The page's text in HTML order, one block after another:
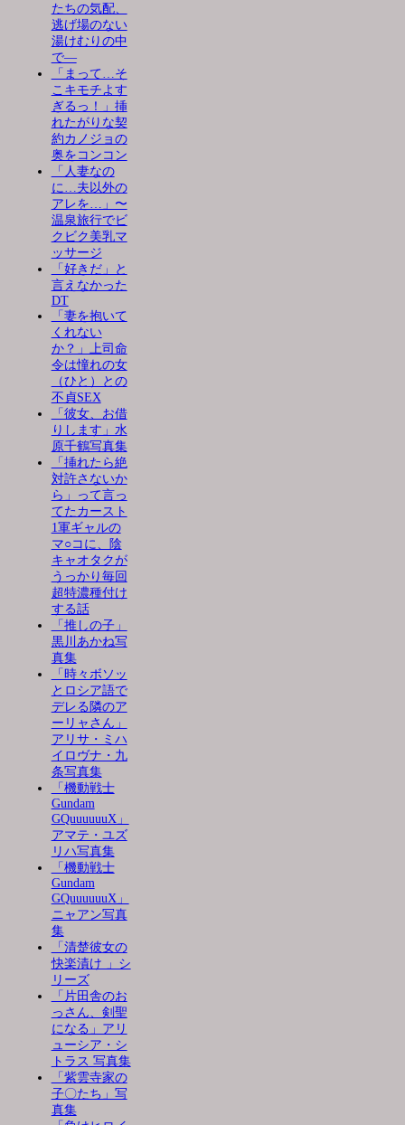
たちの気配、
逃げ場のない
湯けむりの中
で―
「まって…そ
こキモチよす
ぎるっ！」挿
れたがりな契
約カノジョの
奥をコンコン
「人妻なの
に…夫以外の
アレを…」〜
温泉旅行でビ
クビク美乳マ
ッサージ
「好きだ」と
言えなかった
DT
「妻を抱いて
くれない
か？」上司命
令は憧れの女
（ひと）との
不貞SEX
「彼女、お借
りします」水
原千鶴写真集
「挿れたら絶
対許さないか
ら」って言っ
てたカースト
1軍ギャルの
マ○コに、陰
キャオタクが
うっかり毎回
超特濃種付け
する話
「推しの子」
黒川あかね写
真集
「時々ボソッ
とロシア語で
デレる隣のア
ーリャさん」
アリサ・ミハ
イロヴナ・九
条写真集
「機動戦士
Gundam
GQuuuuuuX」
アマテ・ユズ
リハ写真集
「機動戦士
Gundam
GQuuuuuuX」
ニャアン写真
集
「清楚彼女の
快楽漬け 」シ
リーズ
「片田舎のお
っさん、剣聖
になる」アリ
ューシア・シ
トラス 写真集
「紫雲寺家の
子〇たち」写
真集